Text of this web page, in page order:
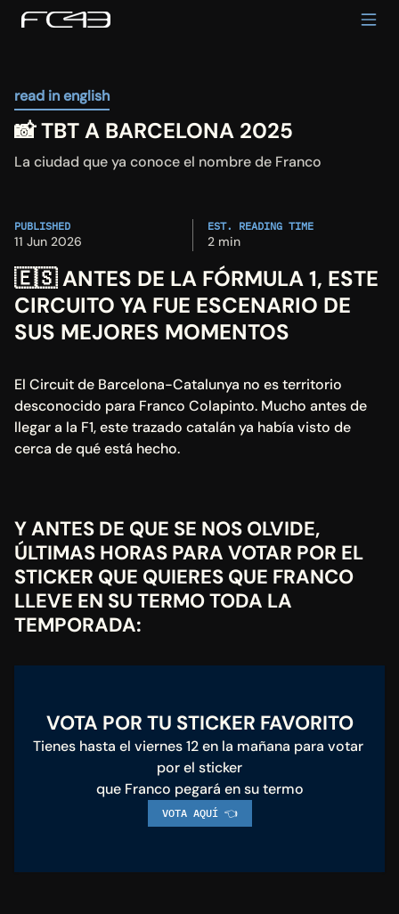
read in english
📸 TBT A BARCELONA 2025
La ciudad que ya conoce el nombre de Franco
PUBLISHED
11 Jun 2026
EST. READING TIME
2 min
🇪🇸 ANTES DE LA FÓRMULA 1, ESTE
CIRCUITO YA FUE ESCENARIO DE
SUS MEJORES MOMENTOS
El Circuit de Barcelona-Catalunya no es territorio
desconocido para Franco Colapinto. Mucho antes de
llegar a la F1, este trazado catalán ya había visto de
cerca de qué está hecho.
Y ANTES DE QUE SE NOS OLVIDE,
ÚLTIMAS HORAS PARA VOTAR POR EL
STICKER QUE QUIERES QUE FRANCO
LLEVE EN SU TERMO TODA LA
TEMPORADA:
VOTA POR TU STICKER FAVORITO
Tienes hasta el viernes 12 en la mañana para votar
por el sticker
que Franco pegará en su termo
VOTA AQUÍ 👈